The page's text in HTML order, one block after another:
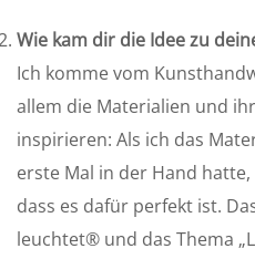
Wie kam dir die Idee zu
Ich komme vom
allem die Materialien und
inspirieren: Als ich das
erste Mal in der Hand
dass es dafür perfekt ist.
leuchtet® und das Thema